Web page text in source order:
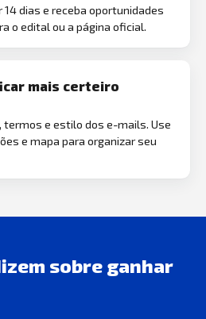
dias e receba oportunidades
o edital ou a página oficial.
mais certeiro
termos e estilo dos e-mails. Use
e mapa para organizar seu
sobre ganhar